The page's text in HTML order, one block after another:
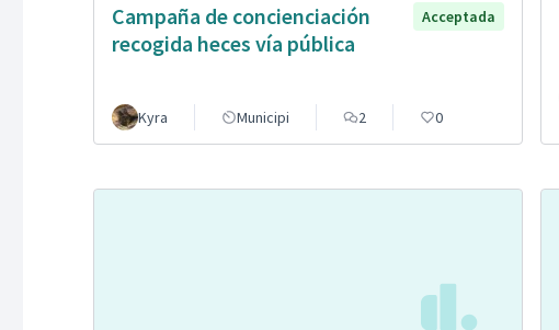
Campaña de concienciación
recogida heces vía pública
Acceptada
Kyra Municipi 2 0